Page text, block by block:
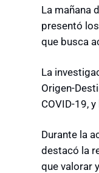
La mañana
presentó
que busca
La
Origen-
COVID-19,
Durante la
destacó la
que valorar